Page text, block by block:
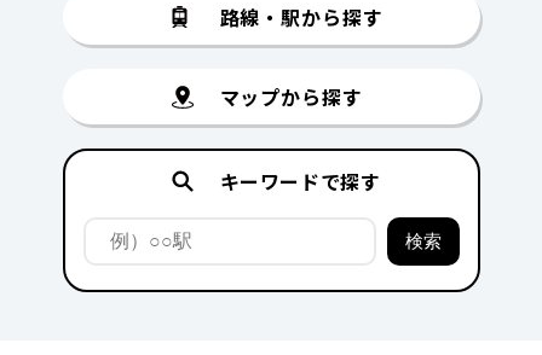
路線・駅から探す
マップから探す
キーワードで探す